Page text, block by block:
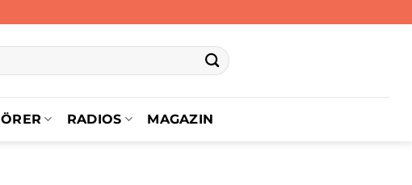
RADIOS MAGAZIN